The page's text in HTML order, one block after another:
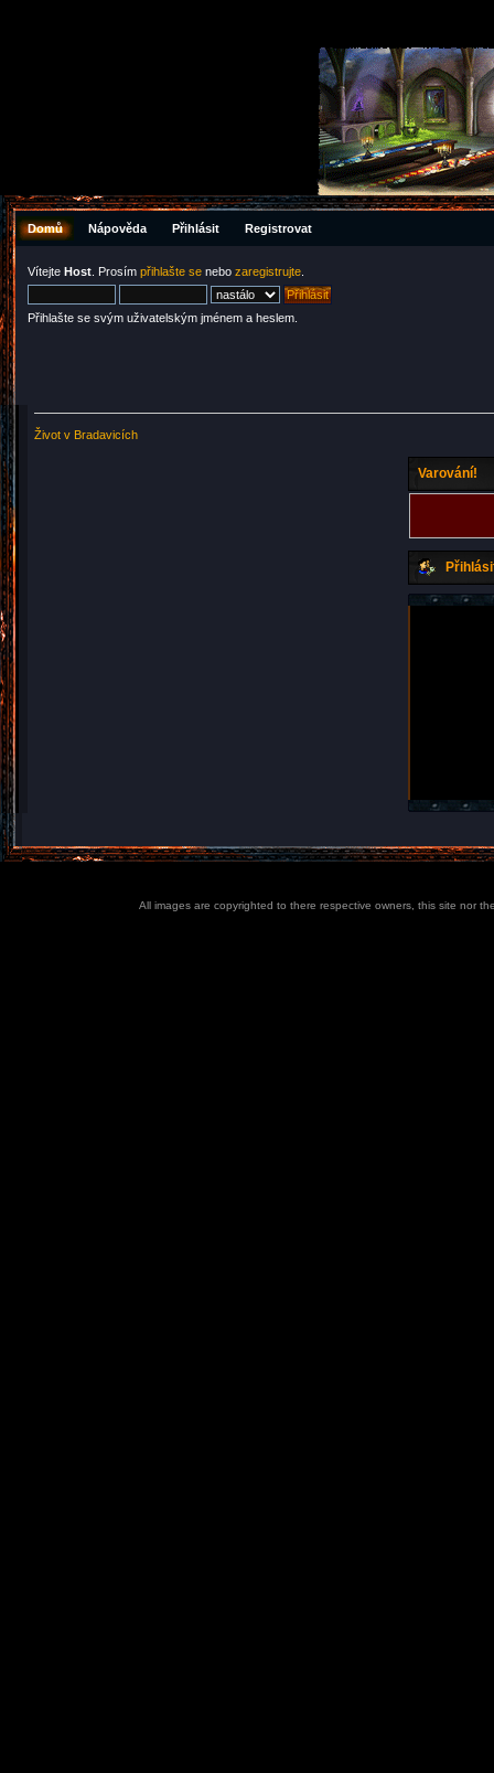
Domů Nápověda Přihlásit Registrovat
Vítejte Host . Prosím přihlašte se nebo zaregistrujte
Přihlašte se svým uživatelským jménem a heslem.
Život v Bradavicích
Varování!
All images are copyrighted to there respective owners, this site nor